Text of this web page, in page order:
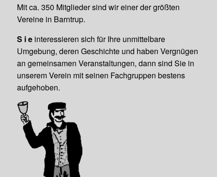
Mit ca. 350 Mitglieder sind wir einer der größten
Vereine in Barntrup.
S i e interessieren sich für Ihre unmittelbare
Umgebung, deren Geschichte und haben Vergnügen
an gemeinsamen Veranstaltungen, dann sind Sie in
unserem Verein mit seinen Fachgruppen bestens
aufgehoben.